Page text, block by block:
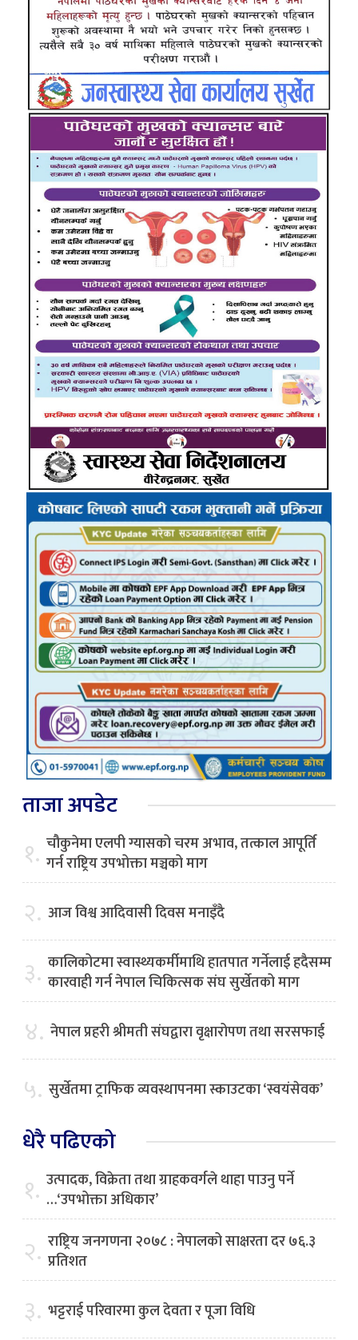
ताजा अपडेट
१. चौकुनेमा एलपी ग्यासको चरम अभाव, तत्काल आपूर्ति
गर्न राष्ट्रिय उपभोक्ता मञ्चको माग
२. आज विश्व आदिवासी दिवस मनाइँदै
३. कालिकोटमा स्वास्थ्यकर्मीमाथि हातपात गर्नेलाई हदैसम्म
कारवाही गर्न नेपाल चिकित्सक संघ सुर्खेतको माग
४. नेपाल प्रहरी श्रीमती संघद्वारा वृक्षारोपण तथा सरसफाई
५. सुर्खेतमा ट्राफिक व्यवस्थापनमा स्काउटका ‘स्वयंसेवक’
धेरै पढिएको
१. उत्पादक, विक्रेता तथा ग्राहकवर्गले थाहा पाउनु पर्ने
…‘उपभोक्ता अधिकार’
२. राष्ट्रिय जनगणना २०७८ : नेपालको साक्षरता दर ७६.३
प्रतिशत
३. भट्टराई परिवारमा कुल देवता र पूजा विधि